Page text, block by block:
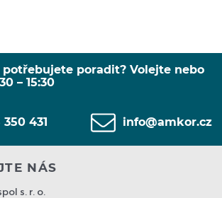
potřebujete poradit? Volejte nebo
– 15:30
431 info@amkor.cz
NÁS
s. r. o.